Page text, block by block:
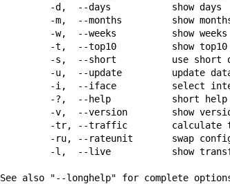
-d,  --days           show days
-m,  --months         show
-w,  --weeks          show weeks
-t,  --top10          show top10
-s,  --short          use short
-u,  --update         update
-i,  --iface          select
-?,  --help           short help
-v,  --version        show
-tr, --traffic
-ru, --rateunit       swap
-l,  --live           show
See also "--longhelp" for complete